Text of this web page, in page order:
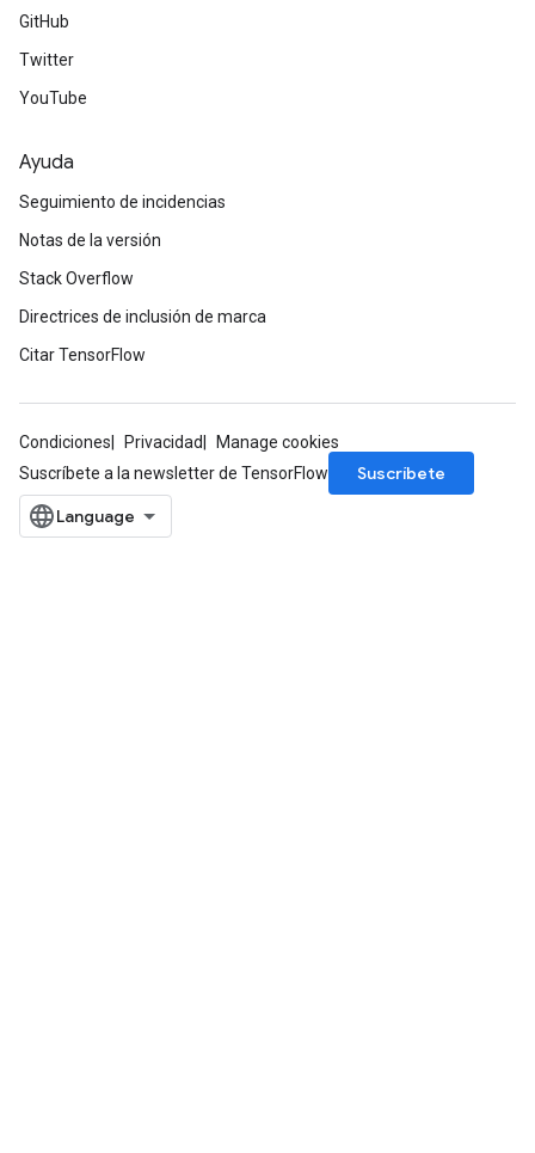
GitHub
Twitter
YouTube
Ayuda
Seguimiento de incidencias
Notas de la versión
Stack Overflow
Directrices de inclusión de marca
Citar TensorFlow
Condiciones Privacidad
Manage cookies
Suscríbete a la newsletter de TensorFlow
Suscríbete